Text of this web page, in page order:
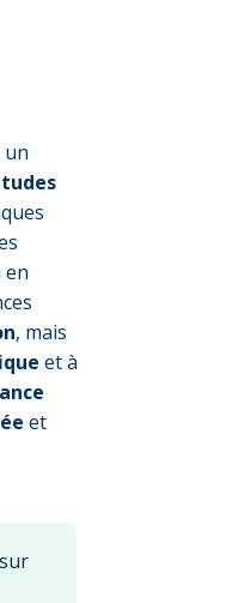
un
en
, mais
et à
et